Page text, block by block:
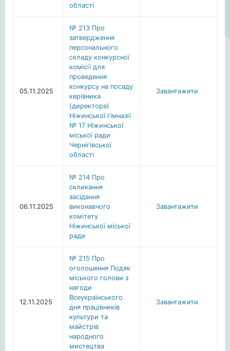
області
05.11.2025
№ 213 Про
затвердження
персонального
складу конкурсної
комісії для
проведення
конкурсу на посаду
керівника
(директора)
Ніжинської гімназії
№ 17 Ніжинської
міської ради
Чернігівської
області
Завантажити
06.11.2025
№ 214 Про
скликання
засідання
виконавчого
комітету
Ніжинської міської
ради
Завантажити
12.11.2025
№ 215 Про
оголошення Подяк
міського голови з
нагоди
Всеукраїнського
дня працівників
культури та
майстрів
народного
мистецтва
Завантажити